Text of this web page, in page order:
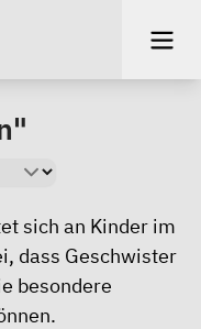
sich an Kinder im
dass Geschwister
besondere